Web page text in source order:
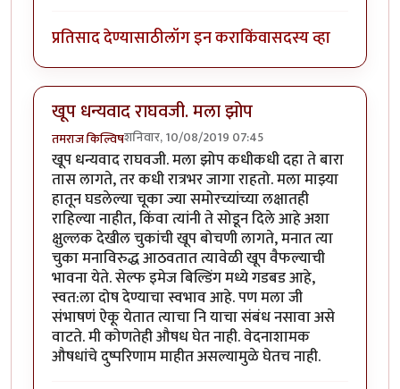
प्रतिसाद देण्यासाठीलॉग इन कराकिंवासदस्य व्हा
खूप धन्यवाद राघवजी. मला झोप
तमराज किल्विषशनिवार, 10/08/2019 07:45
खूप धन्यवाद राघवजी. मला झोप कधीकधी दहा ते बारा
तास लागते, तर कधी रात्रभर जागा राहतो. मला माझ्या
हातून घडलेल्या चूका ज्या समोरच्यांच्या लक्षातही
राहिल्या नाहीत, किंवा त्यांनी ते सोडून दिले आहे अशा
क्षुल्लक देखील चुकांची खूप बोचणी लागते, मनात त्या
चुका मनाविरुद्ध आठवतात त्यावेळी खूप वैफल्याची
भावना येते. सेल्फ इमेज बिल्डिंग मध्ये गडबड आहे,
स्वत:ला दोष देण्याचा स्वभाव आहे. पण मला जी
संभाषणं ऐकू येतात त्याचा नि याचा संबंध नसावा असे
वाटते. मी कोणतेही औषध घेत नाही. वेदनाशामक
औषधांचे दुष्परिणाम माहीत असल्यामुळे घेतच नाही.